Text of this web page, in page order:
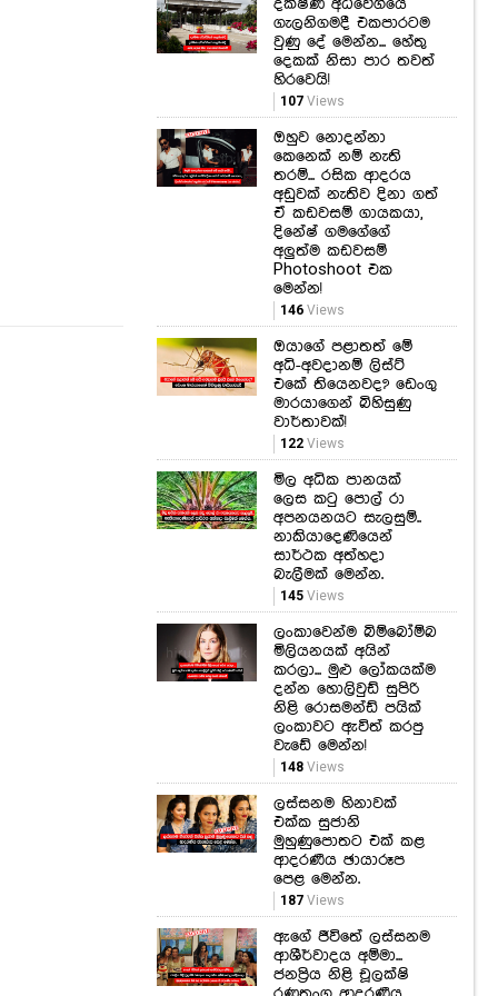
107Views
ඔහුව නොදන්නා
කෙනෙක් නම් නැති
තරම්... රසික ආදරය
අඩුවක් නැතිව දිනා ගත්
ඒ කඩවසම් ගායකයා,
දිනේෂ් ගමගේගේ
අලුත්ම කඩවසම්
Photoshoot එක
මෙන්න!
146Views
ඔයාගේ පළාතත් මේ
අධි-අවදානම් ලිස්ට්
එකේ තියෙනවද? ඩෙංගු
මාරයාගෙන් බිහිසුණු
වාර්තාවක්!
122Views
මිල අධික පානයක්
ලෙස කටු පොල් රා
අපනයනයට සැලසුම්..
නාකියාදෙණියෙන්
සාර්ථක අත්හදා
බැලීමක් මෙන්න.
145Views
ලංකාවෙන්ම බිම්බෝම්බ
මිලියනයක් අයින්
කරලා... මුළු ලෝකයක්ම
දන්න හොලිවුඩ් සුපිරි
නිළි රොසමන්ඩ් පයික්
ලංකාවට ඇවිත් කරපු
වැඩේ මෙන්න!
148Views
ලස්සනම හිනාවක්
එක්ක සුජානි
මුහුණුපොතට එක් කළ
ආදරණීය ඡායාරූප
පෙළ මෙන්න.
187Views
ඇගේ ජීවිතේ ලස්සනම
ආශීර්වාදය අම්මා...
ජනප්‍රිය නිළි චූලක්ෂි
රණතුංග ආදරණීය
අම්මාගේ උපන්දිනයදා
මුහුණුපොතට එක් කළ
හදවතට දැනෙන ඒ
ආදරණිය සටහන